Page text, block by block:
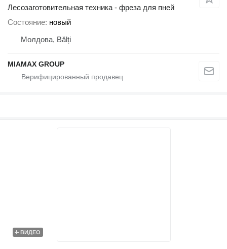
Лесозаготовительная техника - фреза для пней
Состояние новый
Молдова, Bălți
MIAMAX GROUP
ВИДЕО